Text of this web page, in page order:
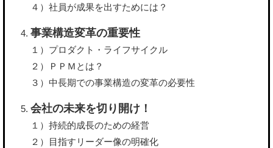
４）社員が成果を出すためには？
事業構造変革の重要性
１）プロダクト・ライフサイクル
２）ＰＰＭとは？
３）中長期での事業構造の変革の必要性
会社の未来を切り開け！
１）持続的成長のための経営
２）目指すリーダー像の明確化